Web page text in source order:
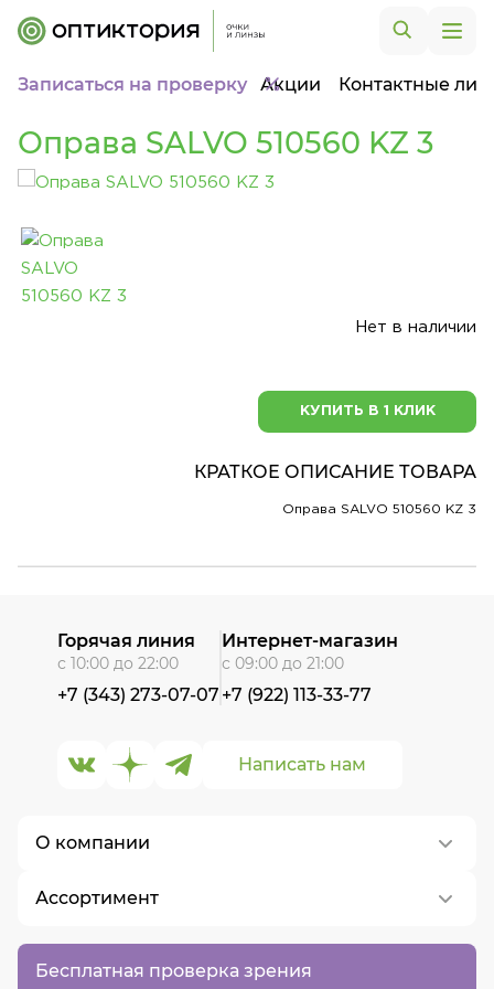
Записаться на проверку Акции Контактные
Оправа SALVO 510560 KZ 3
Нет в наличии
КУПИТЬ В 1 КЛИК
КРАТКОЕ ОПИСАНИЕ ТОВАРА
Оправа SALVO 510560 KZ 3
Бесплатная проверка зрения
О компании
О нас
Контакты
Вакансии
Ассортимент
Написать нам
Горячая линия
с 10:00 до 22:00
+7 (343) 273-07-07
Интернет-магазин
с 09:00 до 21:00
+7 (922) 113-33-77